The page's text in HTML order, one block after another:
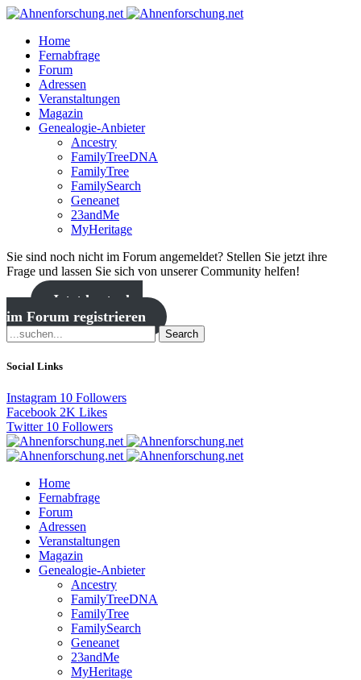
Home
Fernabfrage
Forum
Adressen
Veranstaltungen
Magazin
Genealogie-Anbieter
Ancestry
FamilyTreeDNA
FamilyTree
FamilySearch
Geneanet
23andMe
MyHeritage
Sie sind noch nicht im Forum angemeldet? Stellen Sie jetzt ihre
Frage und lassen Sie sich von unserer Community helfen!
Jetzt kostenlos
im Forum registrieren
Search
Social Links
Instagram 10 Followers
Facebook 2K Likes
Twitter 10 Followers
Home
Fernabfrage
Forum
Adressen
Veranstaltungen
Magazin
Genealogie-Anbieter
Ancestry
FamilyTreeDNA
FamilyTree
FamilySearch
Geneanet
23andMe
MyHeritage